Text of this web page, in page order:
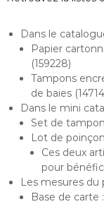
Dans le
Papier
(159228)
Tampons
de baies
Dans le mini
Set de
Lot de
Ces deux
pour
Les mesures du
Base de carte